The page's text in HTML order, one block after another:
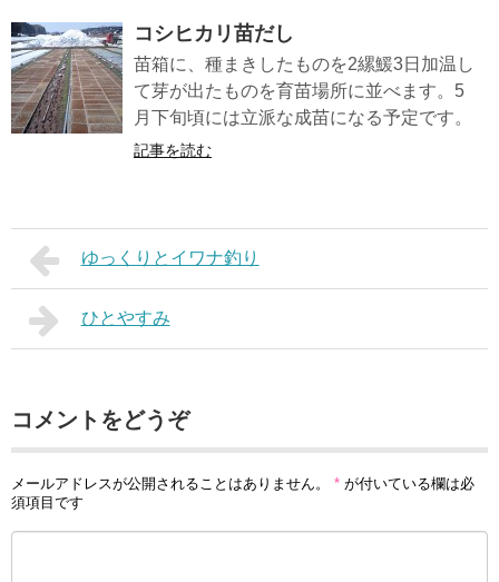
コシヒカリ苗だし
苗箱に、種まきしたものを2縲鰀3日加温し
て芽が出たものを育苗場所に並べます。5
月下旬頃には立派な成苗になる予定です。
記事を読む
ゆっくりとイワナ釣り
ひとやすみ
コメントをどうぞ
メールアドレスが公開されることはありません。 * が付いている欄は必
須項目です